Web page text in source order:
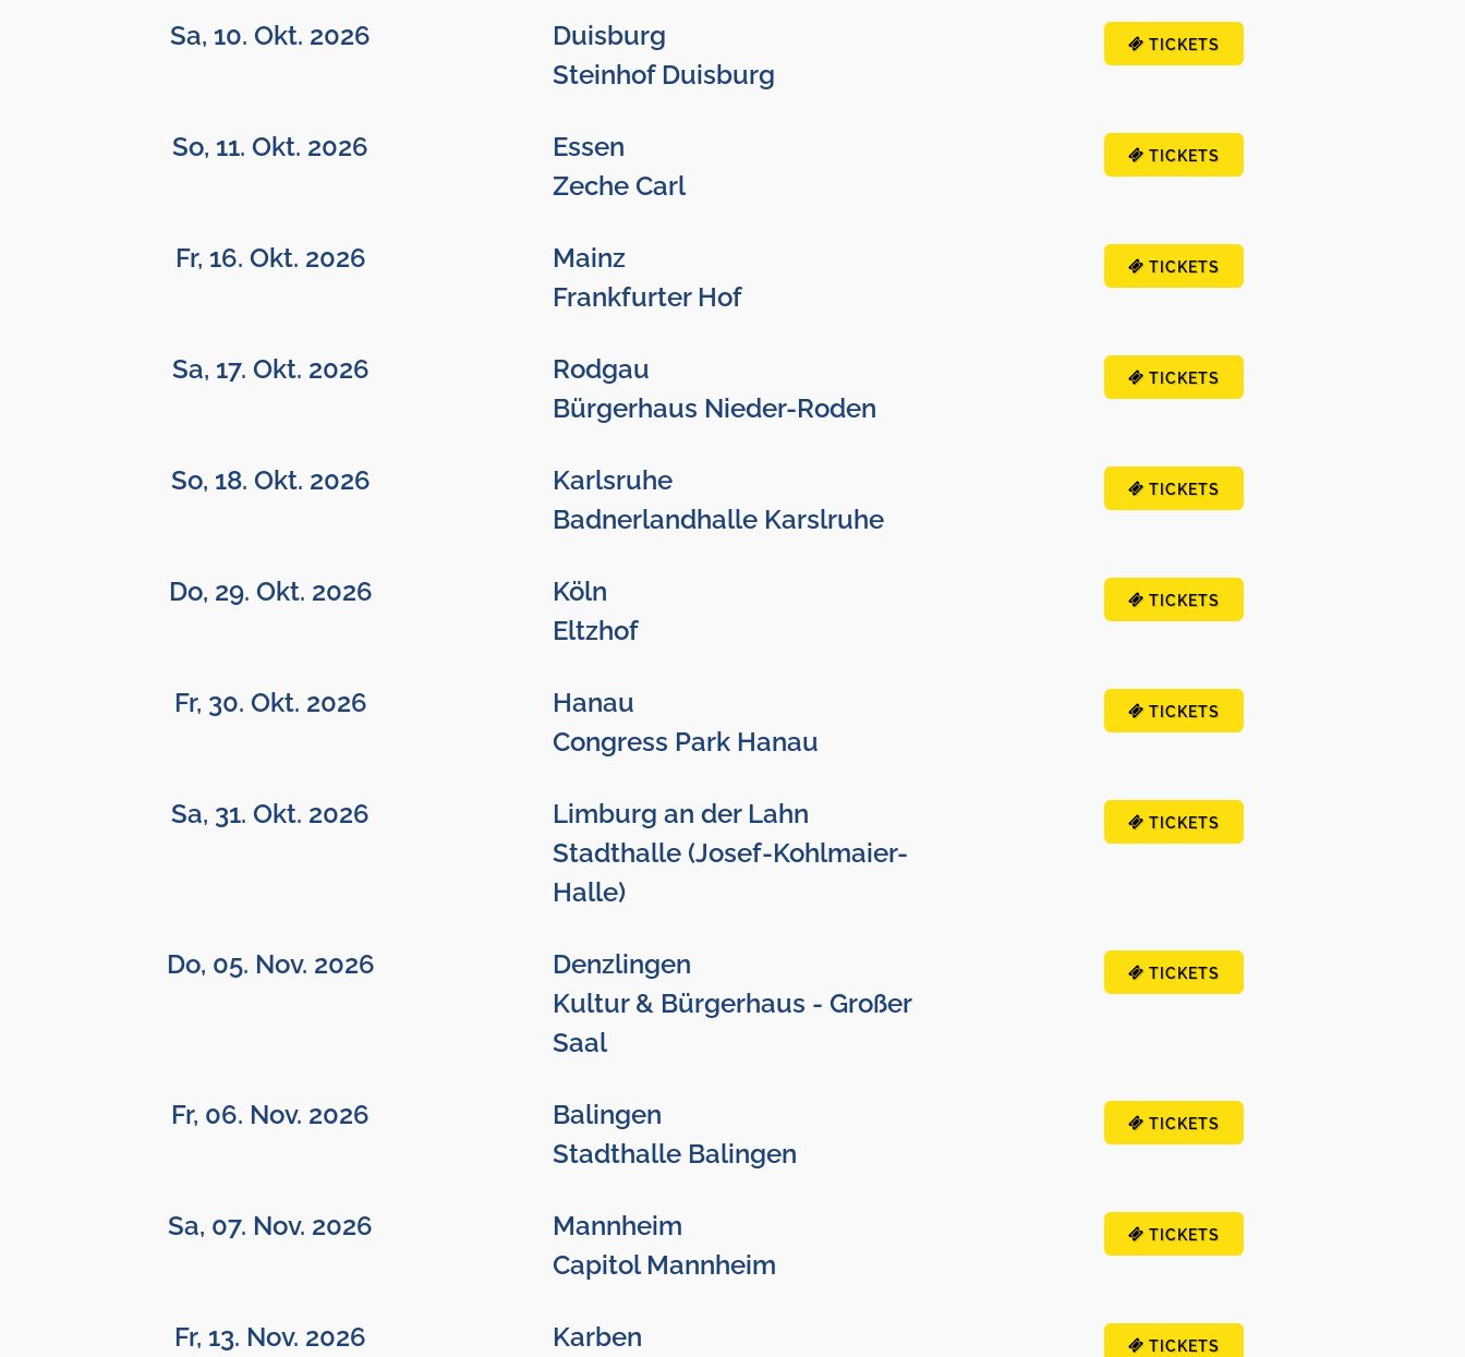
Sa, 10. Okt. 2026
Duisburg
Steinhof Duisburg
TICKETS
So, 11. Okt. 2026
Essen
Zeche Carl
TICKETS
Fr, 16. Okt. 2026
Mainz
Frankfurter Hof
TICKETS
Sa, 17. Okt. 2026
Rodgau
Bürgerhaus Nieder-Roden
TICKETS
So, 18. Okt. 2026
Karlsruhe
Badnerlandhalle Karslruhe
TICKETS
Do, 29. Okt. 2026
Köln
Eltzhof
TICKETS
Fr, 30. Okt. 2026
Hanau
Congress Park Hanau
TICKETS
Sa, 31. Okt. 2026
Limburg an der Lahn
Stadthalle (Josef-Kohlmaier-
Halle)
TICKETS
Do, 05. Nov. 2026
Denzlingen
Kultur & Bürgerhaus - Großer
Saal
TICKETS
Fr, 06. Nov. 2026
Balingen
Stadthalle Balingen
TICKETS
Sa, 07. Nov. 2026
Mannheim
Capitol Mannheim
TICKETS
Fr, 13. Nov. 2026
Karben
TICKETS